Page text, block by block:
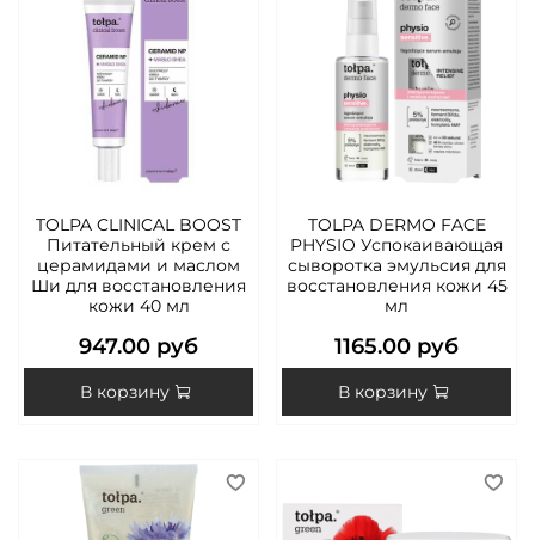
TOLPA CLINICAL BOOST
Питательный крем с
церамидами и маслом
Ши для восстановления
кожи 40 мл
947.00 руб
В корзину
TOLPA DERMO FACE
PHYSIO Успокаивающая
сыворотка эмульсия для
восстановления кожи 45
мл
1165.00 руб
В корзину